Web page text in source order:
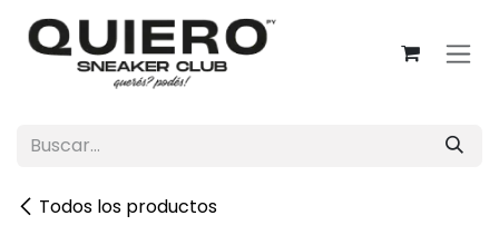
Ir al contenido
Todos los productos